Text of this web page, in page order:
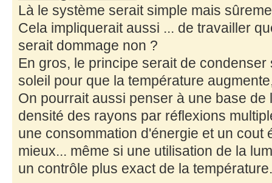
Là le système serait simple mais
Cela impliquerait aussi ... de travailler
serait dommage non ?
En gros, le principe serait de
soleil pour que la température
On pourrait aussi penser à une base de
densité des rayons par réflexions
une consommation d'énergie et un cout
mieux... même si une utilisation de la
un contrôle plus exact de la température.